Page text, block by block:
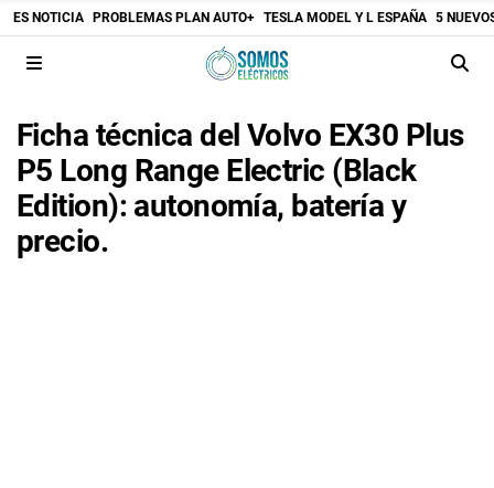
ES NOTICIA PROBLEMAS PLAN AUTO+ TESLA MODEL Y L ESPAÑA 5
Ficha técnica del Volvo EX30 Plus
P5 Long Range Electric (Black
Edition): autonomía, batería y
precio.